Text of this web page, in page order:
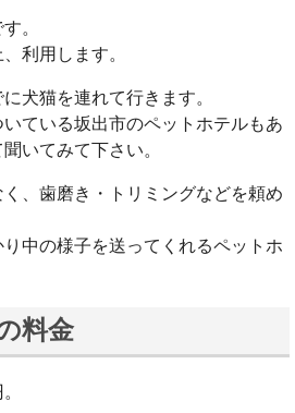
。
利用します。
犬猫を連れて行きます。
ている坂出市のペットホテルもあ
いてみて下さい。
、歯磨き・トリミングなどを頼め
中の様子を送ってくれるペットホ
料金